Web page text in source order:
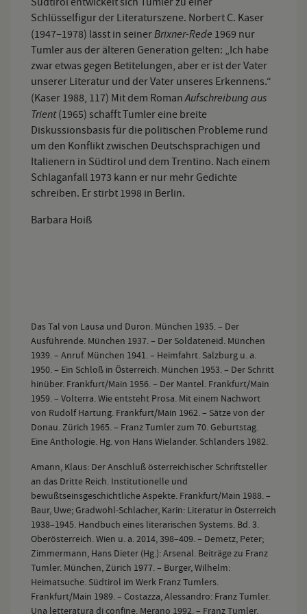
Schlüsselfigur der Literaturszene. Norbert C. Kaser
(1947–1978) lässt in seinerBrixner-Rede 1969 nur
Tumler aus der älteren Generation gelten: „Ich habe
zwar etwas gegen Betitelungen, aber er ist der Vater
unserer Literatur und der Vater unseres Erkennens.“
(Kaser 1988, 117) Mit dem RomanAufschreibung aus
Trient(1965) schafft Tumler eine breite
Diskussionsbasis für die politischen Probleme rund
um den Konflikt zwischen Deutschsprachigen und
Italienern in Südtirol und dem Trentino. Nach einem
Schlaganfall 1973 kann er nur mehr Gedichte
schreiben. Er stirbt 1998 in Berlin.
Barbara Hoiß
Das Tal von Lausa und Duron. München 1935. – Der
Ausführende. München 1937. – Der Soldateneid. München
1939. – Anruf. München 1941. – Heimfahrt. Salzburg u. a.
1950. – Ein Schloß in Österreich. München 1953. – Der Schritt
hinüber. Frankfurt/Main 1956. – Der Mantel. Frankfurt/Main
1959. – Volterra. Wie entsteht Prosa. Mit einem Nachwort
von Rudolf Hartung. Frankfurt/Main 1962. – Sätze von der
Donau. Zürich 1965. – Franz Tumler zum 70. Geburtstag.
Eine Anthologie. Hg. von Hans Wielander. Schlanders 1982.
Amann, Klaus: Der Anschluß österreichischer Schriftsteller
an das Dritte Reich. Institutionelle und
bewußtseinsgeschichtliche Aspekte. Frankfurt/Main 1988. –
Baur, Uwe; Gradwohl-Schlacher, Karin: Literatur in Österreich
1938–1945. Handbuch eines literarischen Systems. Bd. 3.
Oberösterreich. Wien u. a. 2014, 398–409. – Demetz, Peter;
Zimmermann, Hans Dieter (Hg.): Arsenal. Beiträge zu Franz
Tumler. München, Zürich 1977. – Burger, Wilhelm:
Heimatsuche. Südtirol im Werk Franz Tumlers.
Frankfurt/Main 1989. – Costazza, Alessandro: Franz Tumler.
Una letteratura di confine. Merano 1992. – Franz Tumler.